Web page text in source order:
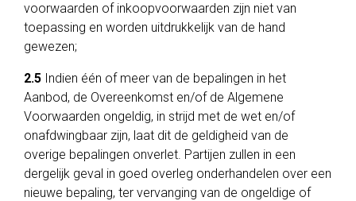
voorwaarden of inkoopvoorwaarden zijn niet van
toepassing en worden uitdrukkelijk van de hand
gewezen;
2.5 Indien één of meer van de bepalingen in het
Aanbod, de Overeenkomst en/of de Algemene
Voorwaarden ongeldig, in strijd met de wet en/of
onafdwingbaar zijn, laat dit de geldigheid van de
overige bepalingen onverlet. Partijen zullen in een
dergelijk geval in goed overleg onderhandelen over een
nieuwe bepaling, ter vervanging van de ongeldige of